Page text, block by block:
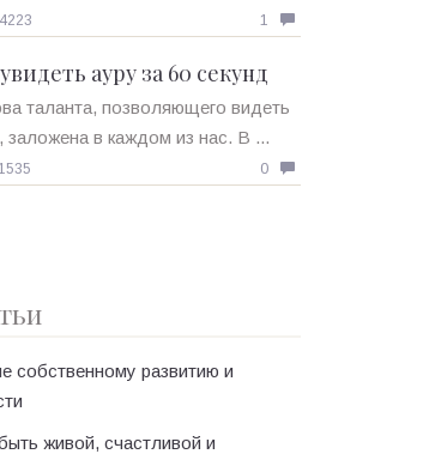
1
ауру за 60 секунд
таланта, позволяющего видеть
заложена в каждом из нас. В ...
0
собственному развитию и
живой, счастливой и